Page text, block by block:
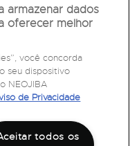
armazenar dados
oferecer melhor
você concorda
seu dispositivo
NEOJIBA
de Privacidade
todos os